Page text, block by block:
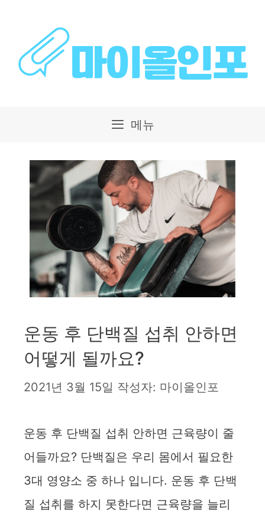
메뉴
운동 후 단백질 섭취 안하면
어떻게 될까요?
2021년 3월 15일 작성자: 마이올인포
운동 후 단백질 섭취 안하면 근육량이 줄
어들까요? 단백질은 우리 몸에서 필요한
3대 영양소 중 하나 입니다. 운동 후 단백
질 섭취를 하지 못한다면 근육량을 늘리